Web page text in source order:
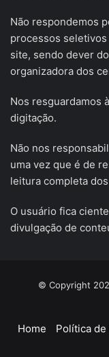
Não respondemos
processos
site, sendo dever
organizadora dos
Nos resguardamos
digitação.
Não nos
uma vez que é de
leitura completa
O usuário fica
divulgação de
© Copyright
Home Política